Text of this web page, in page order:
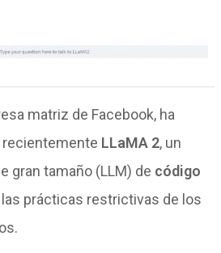
matriz de Facebook, ha
LLaMA 2, un
gran tamaño (LLM) de código
prácticas restrictivas de los